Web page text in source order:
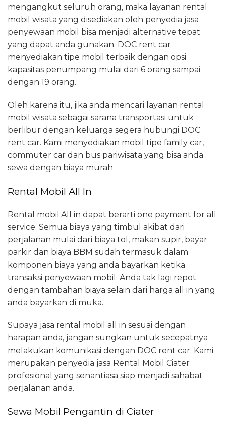
mengangkut seluruh orang, maka layanan rental
mobil wisata yang disediakan oleh penyedia jasa
penyewaan mobil bisa menjadi alternative tepat
yang dapat anda gunakan. DOC rent car
menyediakan tipe mobil terbaik dengan opsi
kapasitas penumpang mulai dari 6 orang sampai
dengan 19 orang.
Oleh karena itu, jika anda mencari layanan rental
mobil wisata sebagai sarana transportasi untuk
berlibur dengan keluarga segera hubungi DOC
rent car. Kami menyediakan mobil tipe family car,
commuter car dan bus pariwisata yang bisa anda
sewa dengan biaya murah.
Rental Mobil All In
Rental mobil All in dapat berarti one payment for all
service. Semua biaya yang timbul akibat dari
perjalanan mulai dari biaya tol, makan supir, bayar
parkir dan biaya BBM sudah termasuk dalam
komponen biaya yang anda bayarkan ketika
transaksi penyewaan mobil. Anda tak lagi repot
dengan tambahan biaya selain dari harga all in yang
anda bayarkan di muka.
Supaya jasa rental mobil all in sesuai dengan
harapan anda, jangan sungkan untuk secepatnya
melakukan komunikasi dengan DOC rent car. Kami
merupakan penyedia jasa Rental Mobil Ciater
profesional yang senantiasa siap menjadi sahabat
perjalanan anda.
Sewa Mobil Pengantin di Ciater